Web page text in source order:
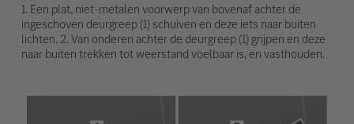
1. Een plat, niet-metalen voorwerp van bovenaf achter de
ingeschoven deurgreep (1) schuiven en deze iets naar buiten
lichten. 2. Van onderen achter de deurgreep (1) grijpen en deze
naar buiten trekken tot weerstand voelbaar is, en vasthouden.